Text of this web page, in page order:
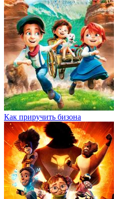
Как приручить бизона